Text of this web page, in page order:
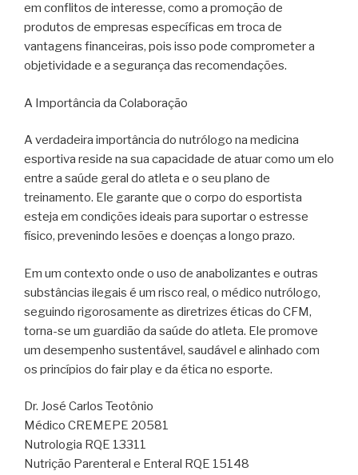
em conflitos de interesse, como a promoção de
produtos de empresas específicas em troca de
vantagens financeiras, pois isso pode comprometer a
objetividade e a segurança das recomendações.
A Importância da Colaboração
A verdadeira importância do nutrólogo na medicina
esportiva reside na sua capacidade de atuar como um elo
entre a saúde geral do atleta e o seu plano de
treinamento. Ele garante que o corpo do esportista
esteja em condições ideais para suportar o estresse
físico, prevenindo lesões e doenças a longo prazo.
Em um contexto onde o uso de anabolizantes e outras
substâncias ilegais é um risco real, o médico nutrólogo,
seguindo rigorosamente as diretrizes éticas do CFM,
torna-se um guardião da saúde do atleta. Ele promove
um desempenho sustentável, saudável e alinhado com
os princípios do fair play e da ética no esporte.
Dr. José Carlos Teotônio
Médico CREMEPE 20581
Nutrologia RQE 13311
Nutrição Parenteral e Enteral RQE 15148